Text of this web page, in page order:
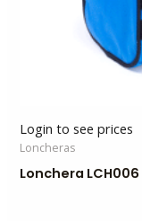
Login to see prices
Loncheras
Lonchera LCH006